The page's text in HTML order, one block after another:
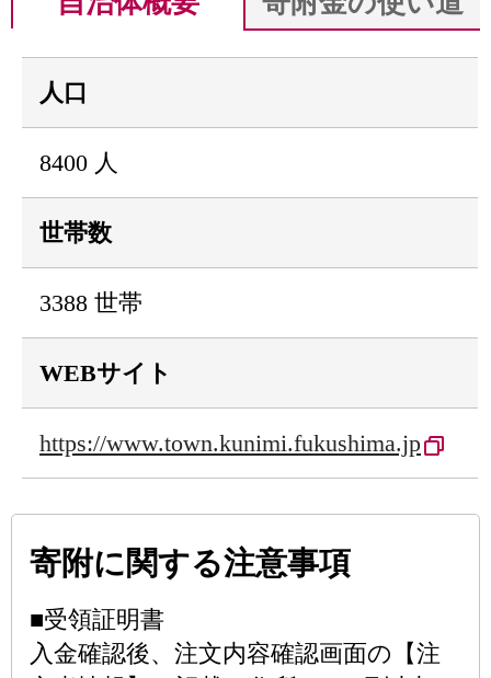
人口
8400 人
世帯数
3388 世帯
WEBサイト
https://www.town.kunimi.fukushima.jp
寄附に関する注意事項
■受領証明書
入金確認後、注文内容確認画面の【注